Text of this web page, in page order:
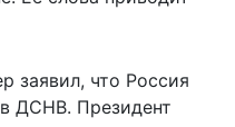
заявил, что Россия
ДСНВ. Президент